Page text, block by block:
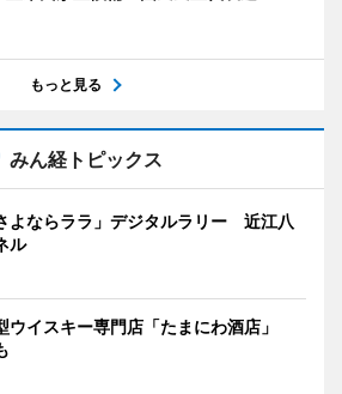
もっと見る
みん経トピックス
よならララ」デジタルラリー 近江八
ル
ウイスキー専門店「たまにわ酒店」